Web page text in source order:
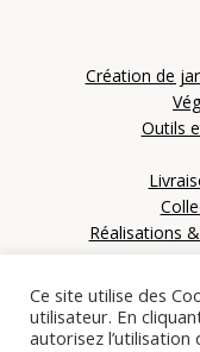
Création de
Outils
Réalisations
Ce site utilise des
utilisateur. En
autorisez